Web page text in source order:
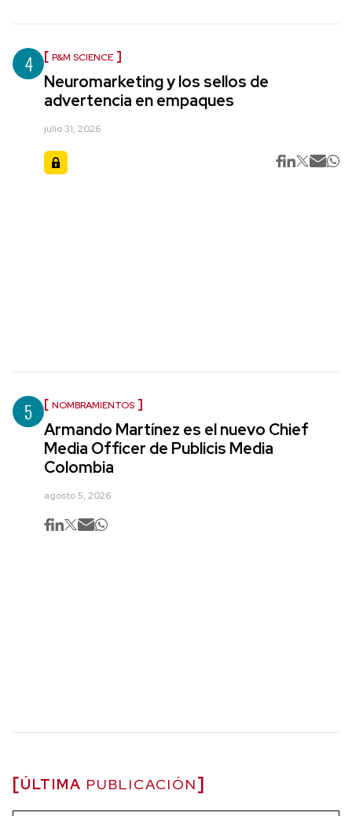
4 P&M SCIENCE
Neuromarketing y los sellos de
advertencia en empaques
julio 31, 2026
5 NOMBRAMIENTOS
Armando Martínez es el nuevo Chief
Media Officer de Publicis Media
Colombia
agosto 5, 2026
ÚLTIMA PUBLICACIÓN